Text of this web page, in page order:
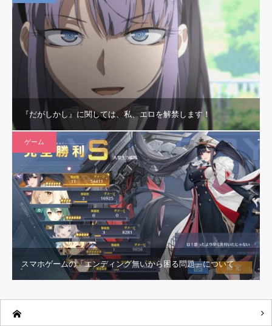
『だがしかし』に関しては、私、エロを解禁します！
ゲーム
スマホゲームの「エンディング無いから困る問題」について